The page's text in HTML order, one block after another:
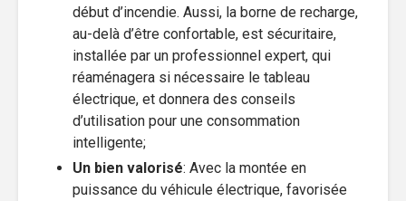
début d’incendie. Aussi, la borne de recharge,
au-delà d’être confortable, est sécuritaire,
installée par un professionnel expert, qui
réaménagera si nécessaire le tableau
électrique, et donnera des conseils
d’utilisation pour une consommation
intelligente;
Un bien valorisé: Avec la montée en
puissance du véhicule électrique, favorisée